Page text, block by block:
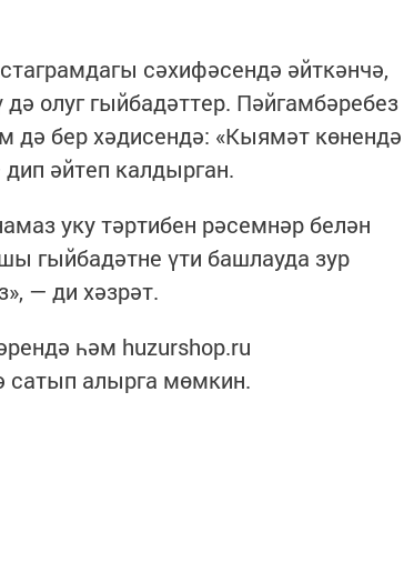
сәхифәсендә әйткәнчә,
олуг гыйбадәттер. Пәйгамбәребез
дә бер хәдисендә: «Кыямәт көнендә
әйтеп калдырган.
уку тәртибен рәсемнәр белән
гыйбадәтне үти башлауда зур
— ди хәзрәт.
һәм huzurshop.ru
сатып алырга мөмкин.